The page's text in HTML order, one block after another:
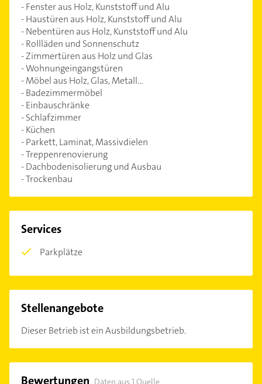
- Fenster aus Holz, Kunststoff und Alu
- Haustüren aus Holz, Kunststoff und Alu
- Nebentüren aus Holz, Kunststoff und Alu
- Rollläden und Sonnenschutz
- Zimmertüren aus Holz und Glas
- Wohnungeingangstüren
- Möbel aus Holz, Glas, Metall...
- Badezimmermöbel
- Einbauschränke
- Schlafzimmer
- Küchen
- Parkett, Laminat, Massivdielen
- Treppenrenovierung
- Dachbodenisolierung und Ausbau
- Trockenbau
Services
Parkplätze
Stellenangebote
Dieser Betrieb ist ein Ausbildungsbetrieb.
Bewertungen Daten aus 1 Quelle